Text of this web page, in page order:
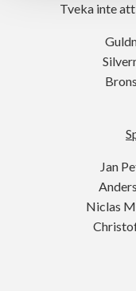
Tveka inte
Jan
Niclas